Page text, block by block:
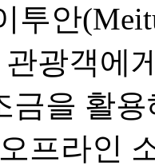
투안
광객에
금을 활
프라인